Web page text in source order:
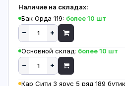
Наличие на складах:
Бак Орда 119: более 10 шт
Основной склад: более 10 шт
Кар Сити 3 ярус 5 ряд 189